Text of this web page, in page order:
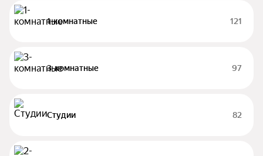
1-комнатные 121
3-комнатные 97
Студии 82